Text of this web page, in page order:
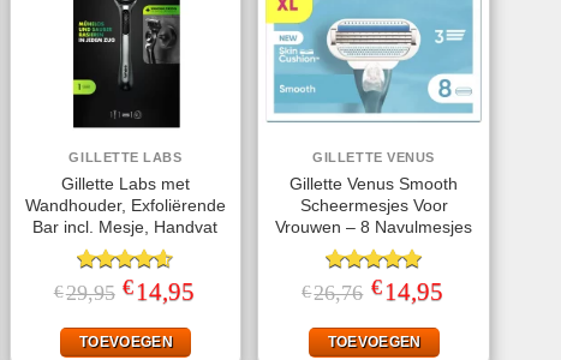
GILLETTE LABS
Gillette Labs met
Wandhouder, Exfoliërende
Bar incl. Mesje, Handvat
Gewaardeerd
4.57uit 5
€29,95 Oorspronkelijke
prijs
€29,95.
€ 14,95
TOEVOEGEN
GILLETTE VENUS
Gillette Venus Smooth
Scheermesjes Voor
Vrouwen – 8 Navulmesjes
Gewaardeerd
5.00uit 5
€26,76 Oorspronkelijke
prijs
€26,76.
€ 14,95prijs
TOEVOEGEN